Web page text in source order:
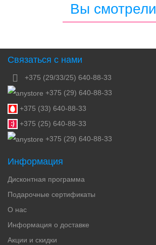
Вы смотрели
Связаться с нами
+375 (29/33/25) 640-88-33
+375 (29) 640-88-33
+375 (33) 640-88-33
+375 (25) 640-88-33
+375 (29) 640-88-33
Информация
Дисконтная программа
Подарочные сертификаты
О нас
Информация о доставке
Акции и скидки